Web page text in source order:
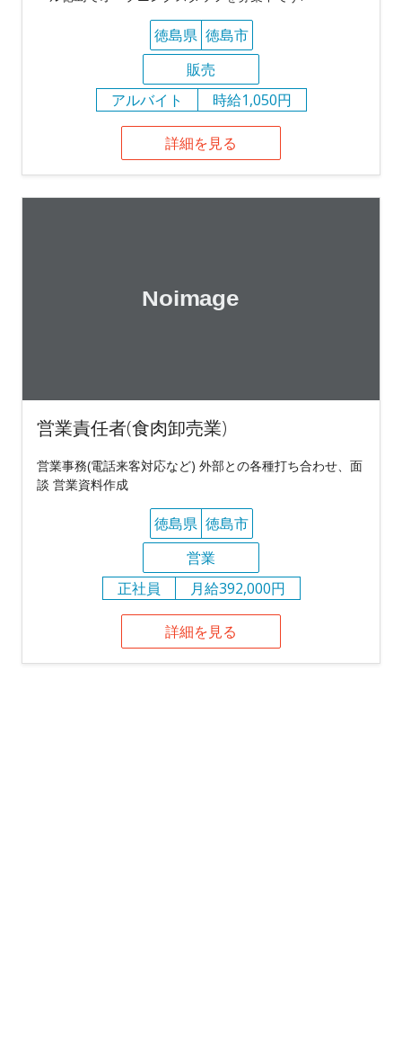
徳島県 徳島市
販売
アルバイト
時給1,050円
詳細を見る
営業責任者(食肉卸売業)
営業事務(電話来客対応など) 外部との各種打ち合わせ、面
談 営業資料作成
徳島県 徳島市
営業
正社員
月給392,000円
詳細を見る